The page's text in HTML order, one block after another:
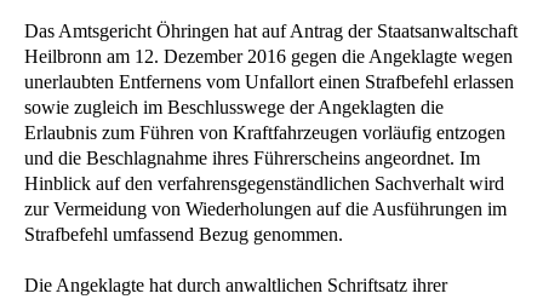
Das Amtsgericht Öhringen hat auf Antrag der Staatsanwaltschaft
Heilbronn am 12. Dezember 2016 gegen die Angeklagte wegen
unerlaubten Entfernens vom Unfallort einen Strafbefehl erlassen
sowie zugleich im Beschlusswege der Angeklagten die
Erlaubnis zum Führen von Kraftfahrzeugen vorläufig entzogen
und die Beschlagnahme ihres Führerscheins angeordnet. Im
Hinblick auf den verfahrensgegenständlichen Sachverhalt wird
zur Vermeidung von Wiederholungen auf die Ausführungen im
Strafbefehl umfassend Bezug genommen.
Die Angeklagte hat durch anwaltlichen Schriftsatz ihrer